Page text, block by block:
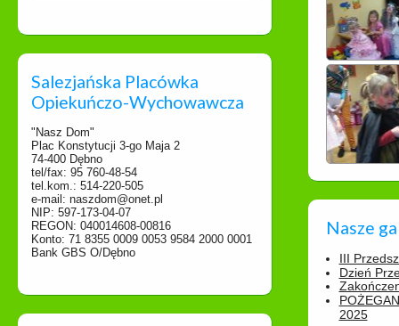
Salezjańska Placówka
Opiekuńczo-Wychowawcza
"Nasz Dom"
Plac Konstytucji 3-go Maja 2
74-400 Dębno
tel/fax: 95 760-48-54
tel.kom.: 514-220-505
e-mail: naszdom@onet.pl
NIP: 597-173-04-07
REGON: 040014608-00816
Konto: 71 8355 0009 0053 9584 2000 0001
Bank GBS O/Dębno
Nasze
III
Dzień
2025